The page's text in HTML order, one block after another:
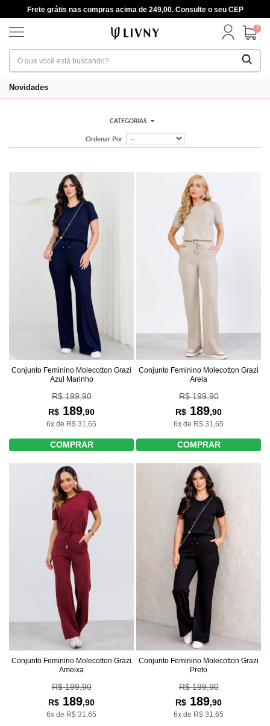
Frete grátis nas compras acima de 249,00. Consulte o seu CEP
0
Novidades
CATEGORIAS
Ordenar Por
Conjunto Feminino Molecotton Grazi
Azul Marinho
R$ 199,90
R$ 189,90
6x de R$ 31,65
COMPRAR
Conjunto Feminino Molecotton Grazi
Areia
R$ 199,90
R$ 189,90
6x de R$ 31,65
COMPRAR
Conjunto Feminino Molecotton Grazi
Ameixa
R$ 199,90
R$ 189,90
6x de R$ 31,65
Conjunto Feminino Molecotton Grazi
Preto
R$ 199,90
R$ 189,90
6x de R$ 31,65